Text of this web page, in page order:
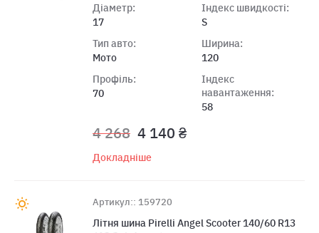
Діаметр:
17
Тип авто:
Мото
Профіль:
70
Індекс швидкості:
S
Ширина:
120
Індекс
навантаження:
58
4 268 4 140 ₴
Докладніше
Артикул:: 159720
Лiтня шина Pirelli Angel Scooter 140/60 R13